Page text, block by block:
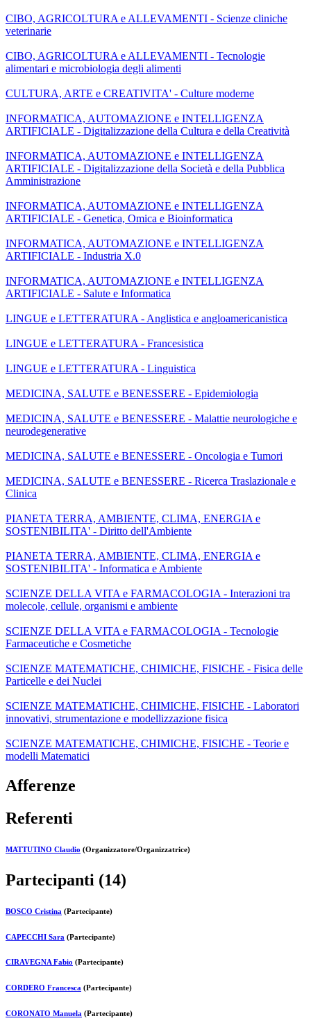
CIBO, AGRICOLTURA e ALLEVAMENTI - Scienze cliniche
veterinarie
CIBO, AGRICOLTURA e ALLEVAMENTI - Tecnologie
alimentari e microbiologia degli alimenti
CULTURA, ARTE e CREATIVITA' - Culture moderne
INFORMATICA, AUTOMAZIONE e INTELLIGENZA
ARTIFICIALE - Digitalizzazione della Cultura e della Creatività
INFORMATICA, AUTOMAZIONE e INTELLIGENZA
ARTIFICIALE - Digitalizzazione della Società e della Pubblica
Amministrazione
INFORMATICA, AUTOMAZIONE e INTELLIGENZA
ARTIFICIALE - Genetica, Omica e Bioinformatica
INFORMATICA, AUTOMAZIONE e INTELLIGENZA
ARTIFICIALE - Industria X.0
INFORMATICA, AUTOMAZIONE e INTELLIGENZA
ARTIFICIALE - Salute e Informatica
LINGUE e LETTERATURA - Anglistica e angloamericanistica
LINGUE e LETTERATURA - Francesistica
LINGUE e LETTERATURA - Linguistica
MEDICINA, SALUTE e BENESSERE - Epidemiologia
MEDICINA, SALUTE e BENESSERE - Malattie neurologiche e
neurodegenerative
MEDICINA, SALUTE e BENESSERE - Oncologia e Tumori
MEDICINA, SALUTE e BENESSERE - Ricerca Traslazionale e
Clinica
PIANETA TERRA, AMBIENTE, CLIMA, ENERGIA e
SOSTENIBILITA' - Diritto dell'Ambiente
PIANETA TERRA, AMBIENTE, CLIMA, ENERGIA e
SOSTENIBILITA' - Informatica e Ambiente
SCIENZE DELLA VITA e FARMACOLOGIA - Interazioni tra
molecole, cellule, organismi e ambiente
SCIENZE DELLA VITA e FARMACOLOGIA - Tecnologie
Farmaceutiche e Cosmetiche
SCIENZE MATEMATICHE, CHIMICHE, FISICHE - Fisica delle
Particelle e dei Nuclei
SCIENZE MATEMATICHE, CHIMICHE, FISICHE - Laboratori
innovativi, strumentazione e modellizzazione fisica
SCIENZE MATEMATICHE, CHIMICHE, FISICHE - Teorie e
modelli Matematici
Afferenze
Referenti
MATTUTINO Claudio (Organizzatore/Organizzatrice)
Partecipanti (14)
BOSCO Cristina (Partecipante)
CAPECCHI Sara (Partecipante)
CIRAVEGNA Fabio (Partecipante)
CORDERO Francesca (Partecipante)
CORONATO Manuela (Partecipante)